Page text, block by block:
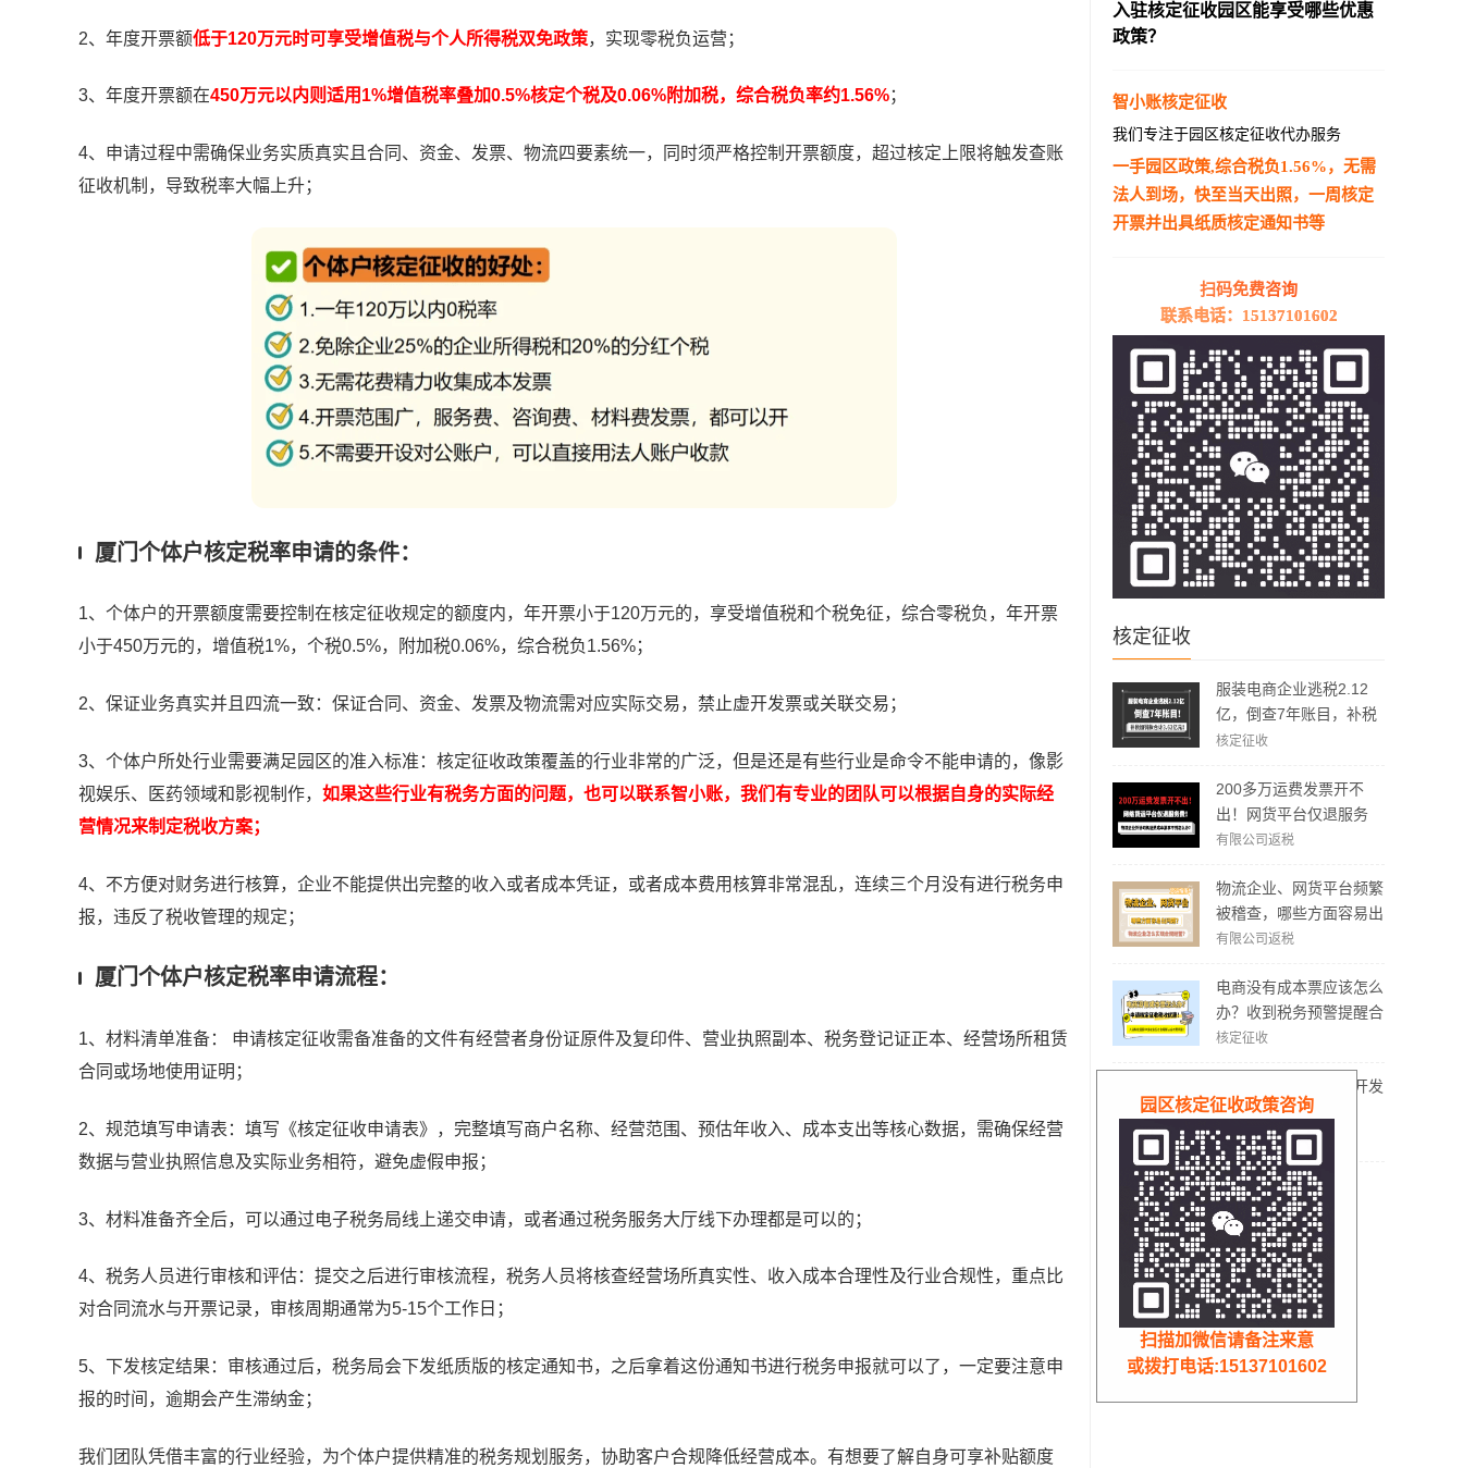
入驻核定征收园区能享受哪些优惠
政策？
智小账核定征收
我们专注于园区核定征收代办服务
一手园区政策,综合税负1.56%，无需
法人到场，快至当天出照，一周核定
开票并出具纸质核定通知书等
扫码免费咨询
联系电话：15137101602
核定征收
服装电商企业逃税2.12
亿，倒查7年账目，补税
加罚款3.62亿元！
核定征收
200多万运费发票开不
出！网货平台仅退服务
费，运费成本拿不到怎么
有限公司返税
物流企业、网货平台频繁
被稽查，哪些方面容易出
现问题？怎么实现合规经
有限公司返税
电商没有成本票应该怎么
办？收到税务预警提醒合
规解决方案！
核定征收
个人司机运输费怎么开发
票？
有限公司返税
2、年度开票额低于120万元时可享受增值税与个人所得税双免政策，实现零税负运营；
3、年度开票额在450万元以内则适用1%增值税率叠加0.5%核定个税及0.06%附加税，综合税负率约1.56%；
4、申请过程中需确保业务实质真实且合同、资金、发票、物流四要素统一，同时须严格控制开票额度，超过核定上限将触发查账
征收机制，导致税率大幅上升；
厦门个体户核定税率申请的条件：
1、个体户的开票额度需要控制在核定征收规定的额度内，年开票小于120万元的，享受增值税和个税免征，综合零税负，年开票
小于450万元的，增值税1%，个税0.5%，附加税0.06%，综合税负1.56%；
2、保证业务真实并且四流一致：保证合同、资金、发票及物流需对应实际交易，禁止虚开发票或关联交易；
3、个体户所处行业需要满足园区的准入标准：核定征收政策覆盖的行业非常的广泛，但是还是有些行业是命令不能申请的，像影
视娱乐、医药领域和影视制作， 如果这些行业有税务方面的问题，也可以联系智小账，我们有专业的团队可以根据自身的实际经
营情况来制定税收方案；
4、不方便对财务进行核算，企业不能提供出完整的收入或者成本凭证，或者成本费用核算非常混乱，连续三个月没有进行税务申
报，违反了税收管理的规定；
厦门个体户核定税率申请流程：
1、材料清单准备： 申请核定征收需备准备的文件有经营者身份证原件及复印件、营业执照副本、税务登记证正本、经营场所租赁
合同或场地使用证明；
2、规范填写申请表：填写《核定征收申请表》，完整填写商户名称、经营范围、预估年收入、成本支出等核心数据，需确保经营
数据与营业执照信息及实际业务相符，避免虚假申报；
3、材料准备齐全后，可以通过电子税务局线上递交申请，或者通过税务服务大厅线下办理都是可以的；
4、税务人员进行审核和评估：提交之后进行审核流程，税务人员将核查经营场所真实性、收入成本合理性及行业合规性，重点比
对合同流水与开票记录，审核周期通常为5-15个工作日；
5、下发核定结果：审核通过后，税务局会下发纸质版的核定通知书，之后拿着这份通知书进行税务申报就可以了，一定要注意申
报的时间，逾期会产生滞纳金；
我们团队凭借丰富的行业经验，为个体户提供精准的税务规划服务，协助客户合规降低经营成本。有想要了解自身可享补贴额度
园区核定征收政策咨询
扫描加微信请备注来意
或拨打电话:15137101602